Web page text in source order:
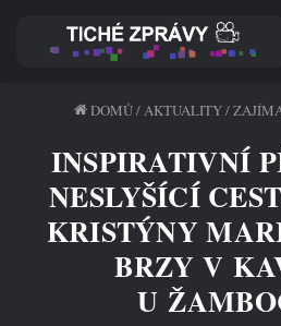
DOMŮ/ AKTUALITY/
INSPIRATIVNÍ
NESLYŠÍCÍ
KRISTÝNY
BRZY V
U